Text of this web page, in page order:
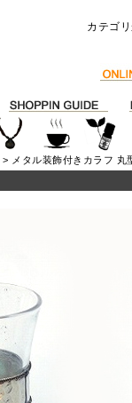
カテゴ
> メタル装飾付きカラフ 丸